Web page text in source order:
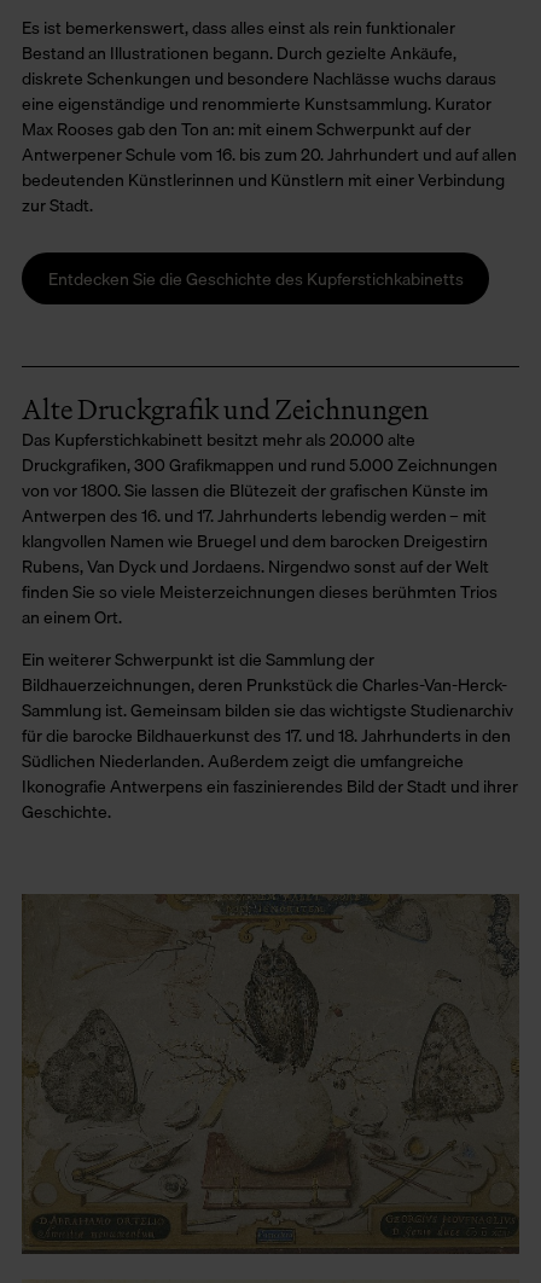
Es ist bemerkenswert, dass alles einst als rein funktionaler
Bestand an Illustrationen begann. Durch gezielte Ankäufe,
diskrete Schenkungen und besondere Nachlässe wuchs daraus
eine eigenständige und renommierte Kunstsammlung. Kurator
Max Rooses gab den Ton an: mit einem Schwerpunkt auf der
Antwerpener Schule vom 16. bis zum 20. Jahrhundert und auf allen
bedeutenden Künstlerinnen und Künstlern mit einer Verbindung
zur Stadt.
Entdecken Sie die Geschichte des Kupferstichkabinetts
Alte Druckgrafik und Zeichnungen
Das Kupferstichkabinett besitzt mehr als 20.000 alte
Druckgrafiken, 300 Grafikmappen und rund 5.000 Zeichnungen
von vor 1800. Sie lassen die Blütezeit der grafischen Künste im
Antwerpen des 16. und 17. Jahrhunderts lebendig werden – mit
klangvollen Namen wie Bruegel und dem barocken Dreigestirn
Rubens, Van Dyck und Jordaens. Nirgendwo sonst auf der Welt
finden Sie so viele Meisterzeichnungen dieses berühmten Trios
an einem Ort.
Ein weiterer Schwerpunkt ist die Sammlung der
Bildhauerzeichnungen, deren Prunkstück die Charles-Van-Herck-
Sammlung ist. Gemeinsam bilden sie das wichtigste Studienarchiv
für die barocke Bildhauerkunst des 17. und 18. Jahrhunderts in den
Südlichen Niederlanden. Außerdem zeigt die umfangreiche
Ikonografie Antwerpens ein faszinierendes Bild der Stadt und ihrer
Geschichte.